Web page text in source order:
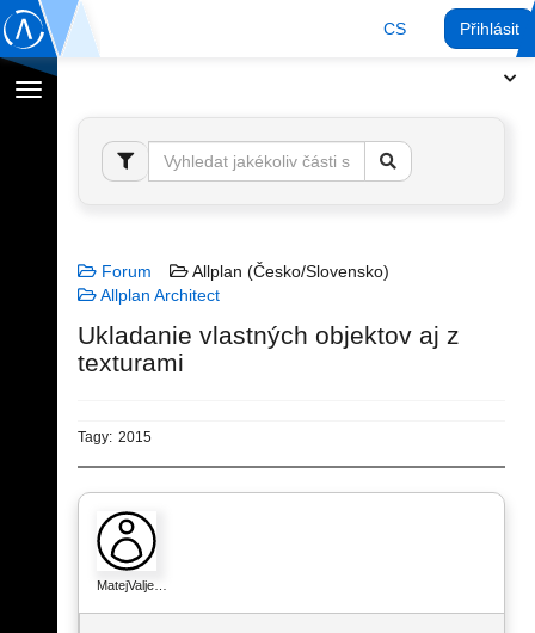
CS Přihlásit
Přepnout
navigaci
Forum
Allplan (Česko/Slovensko)
Allplan Architect
Ukladanie vlastných objektov aj z
texturami
Tagy: 2015
MatejValje…